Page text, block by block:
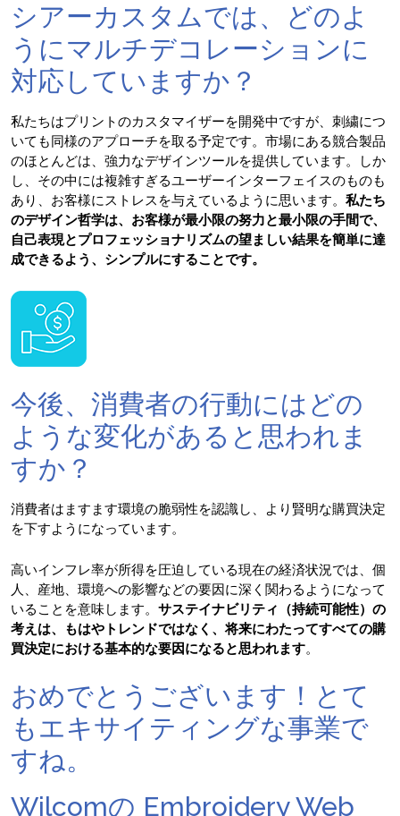
シアーカスタムでは、どのよ
うにマルチデコレーションに
対応していますか？
私たちはプリントのカスタマイザーを開発中ですが、刺繍につ
いても同様のアプローチを取る予定です。市場にある競合製品
のほとんどは、強力なデザインツールを提供しています。しか
し、その中には複雑すぎるユーザーインターフェイスのものも
あり、お客様にストレスを与えているように思います。 私たち
のデザイン哲学は、お客様が最小限の努力と最小限の手間で、
自己表現とプロフェッショナリズムの望ましい結果を簡単に達
成できるよう、シンプルにすることです。
今後、消費者の行動にはどの
ような変化があると思われま
すか？
消費者はますます環境の脆弱性を認識し、より賢明な購買決定
を下すようになっています。
高いインフレ率が所得を圧迫している現在の経済状況では、個
人、産地、環境への影響などの要因に深く関わるようになって
いることを意味します。 サステイナビリティ（持続可能性）の
考えは、もはやトレンドではなく、将来にわたってすべての購
買決定における基本的な要因になると思われます。
おめでとうございます！とて
もエキサイティングな事業で
すね。
Wilcomの Embroidery Web